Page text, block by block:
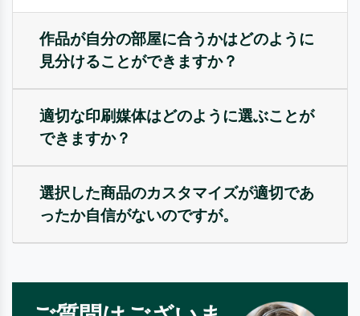
作品が自分の部屋に合うかはどのように
見分けることができますか？
適切な印刷媒体はどのように選ぶことが
できますか？
選択した商品のカスタマイズが適切であ
ったか自信がないのですが。